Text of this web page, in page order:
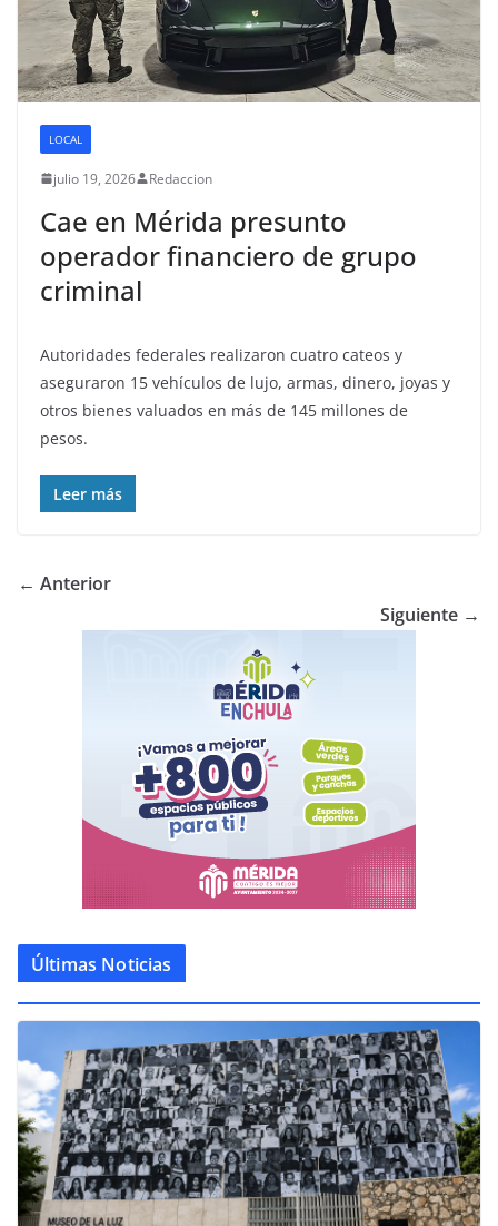
LOCAL
julio 19, 2026 Redaccion
Cae en Mérida presunto
operador financiero de grupo
criminal
Autoridades federales realizaron cuatro cateos y
aseguraron 15 vehículos de lujo, armas, dinero, joyas y
otros bienes valuados en más de 145 millones de
pesos.
Leer más
← Anterior
Siguiente →
Últimas Noticias